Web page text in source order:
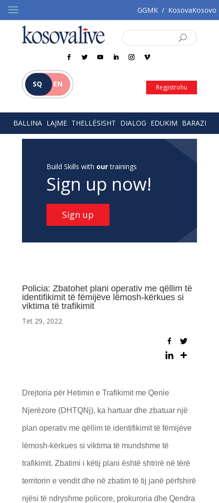
GGMK / KosovaKosovo
SQ EN Regjistrohu
BALLINA LAJME THELLËSISHT DIALOG EDUKIM BARAZI
Build Skills with ourtrainings
Sign up now!
Sign up
Policia: Zbatohet plani operativ me qëllim të
identifikimit të fëmijëve lëmosh-kërkues si
viktima të trafikimit
Tet 29, 2022
Drejtoria për Hetimin e Trafikimit me Qenie
Njerëzore (DHTQNj), ka hartuar dhe zbatuar një
plan operativ me qëllim të identifikimit të fëmijëve
lëmosh-kërkues si viktima të mundshme të
trafikimit. Zbatimi i këtij plani është shtrirë në tërë
territorin e vendit dhe në zbatim të tij janë përfshirë
njësi të ndryshme policore, prokuroria dhe Qendra